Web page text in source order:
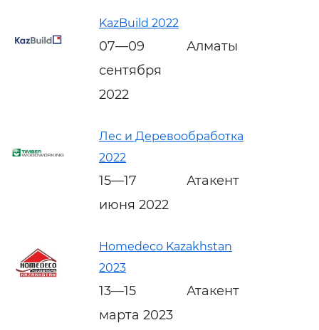
KazBuild 2022
07—09
сентября
2022
Алматы
Лес и Деревообработка
2022
15—17
июня 2022
Атакент
Homedeco Kazakhstan
2023
13—15
марта 2023
Атакент